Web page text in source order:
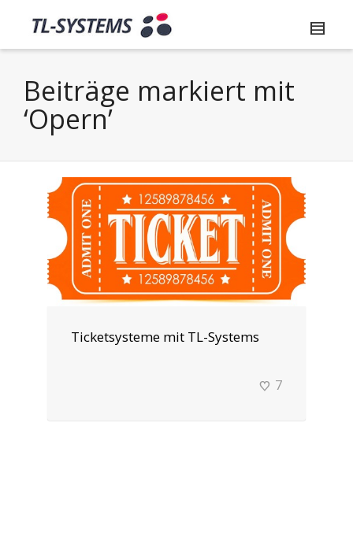
Beiträge markiert mit
‘Opern’
Ticketsysteme mit TL-Systems
7